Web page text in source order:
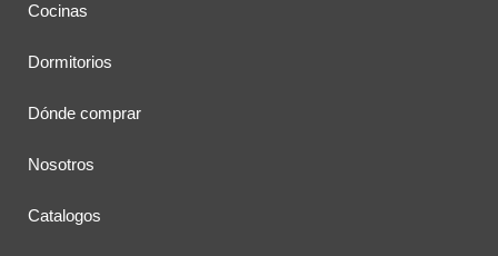
Cocinas
Dormitorios
Dónde comprar
Nosotros
Catalogos